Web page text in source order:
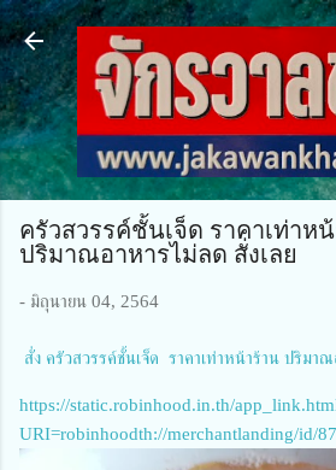
ข้ามไปที่เนื้อหาหลัก
ครัวสวรรค์ชั้นเจ็ด ราคาเท่าห
ปริมาณอาหารไม่ลด สั่งเลย
- มิถุนายน 04, 2564
สั่ง ครัวสวรรค์ชั้นเจ็ด ราคาเท่าหน้าร้าน ปริมาณ
https://static.robinhood.in.th/
URI=robinhoodth://merchantlanding/id/